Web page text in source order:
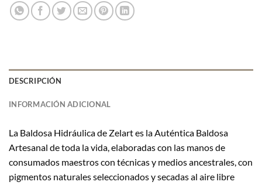
DESCRIPCIÓN
INFORMACIÓN ADICIONAL
La Baldosa Hidráulica de Zelart es la Auténtica Baldosa
Artesanal de toda la vida, elaboradas con las manos de
consumados maestros con técnicas y medios ancestrales, con
pigmentos naturales seleccionados y secadas al aire libre